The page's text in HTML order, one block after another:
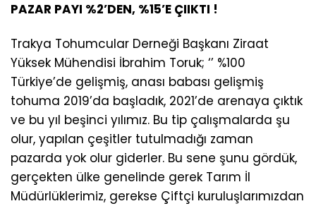
PAZAR PAYI %2’DEN, %15’E ÇIIKTI !
Trakya Tohumcular Derneği Başkanı Ziraat
Yüksek Mühendisi İbrahim Toruk; ‘’ %100
Türkiye’de gelişmiş, anası babası gelişmiş
tohuma 2019’da başladık, 2021’de arenaya çıktık
ve bu yıl beşinci yılımız. Bu tip çalışmalarda şu
olur, yapılan çeşitler tutulmadığı zaman
pazarda yok olur giderler. Bu sene şunu gördük,
gerçekten ülke genelinde gerek Tarım İl
Müdürlüklerimiz, gerekse Çiftçi kuruluşlarımızdan